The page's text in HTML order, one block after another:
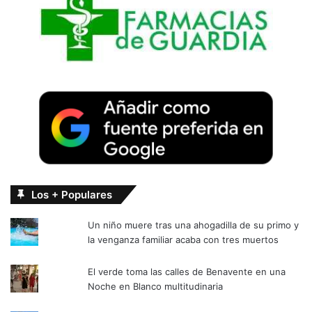
Los + Populares
Un niño muere tras una ahogadilla de su primo y
la venganza familiar acaba con tres muertos
El verde toma las calles de Benavente en una
Noche en Blanco multitudinaria